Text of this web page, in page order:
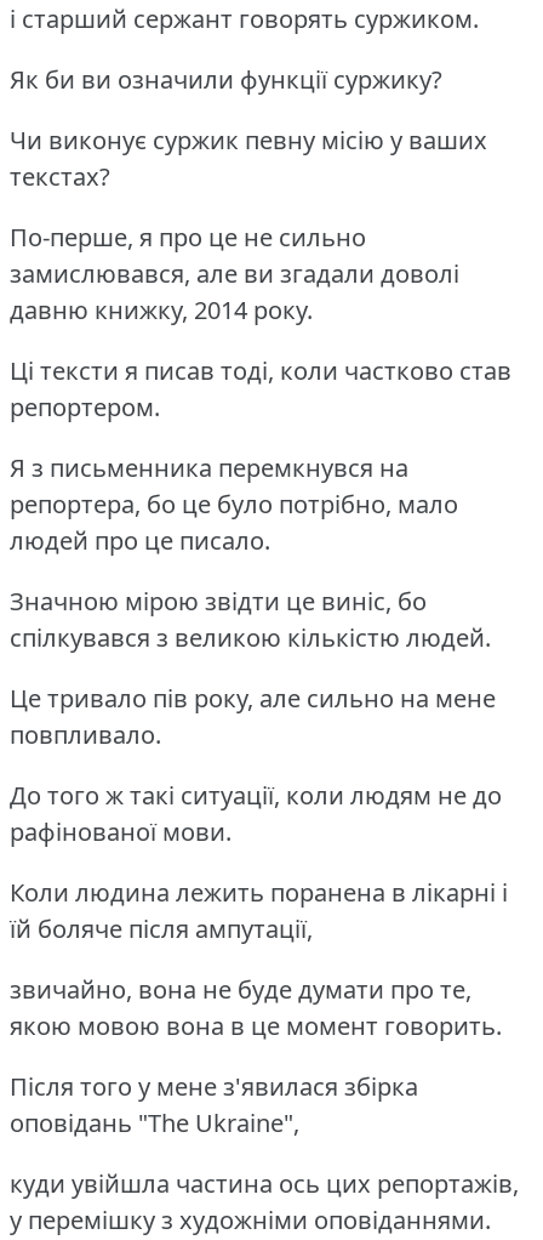
і старший сержант говорять суржиком.
Як би ви означили функції суржику?
Чи виконує суржик певну місію у ваших
текстах?
По-перше, я про це не сильно
замислювався, але ви згадали доволі
давню книжку, 2014 року.
Ці тексти я писав тоді, коли частково став
репортером.
Я з письменника перемкнувся на
репортера, бо це було потрібно, мало
людей про це писало.
Значною мірою звідти це виніс, бо
спілкувався з великою кількістю людей.
Це тривало пів року, але сильно на мене
повпливало.
До того ж такі ситуації, коли людям не до
рафінованої мови.
Коли людина лежить поранена в лікарні і
їй боляче після ампутації,
звичайно, вона не буде думати про те,
якою мовою вона в це момент говорить.
Після того у мене з'явилася збірка
оповідань "The Ukraine",
куди увійшла частина ось цих репортажів,
у перемішку з художніми оповіданнями.